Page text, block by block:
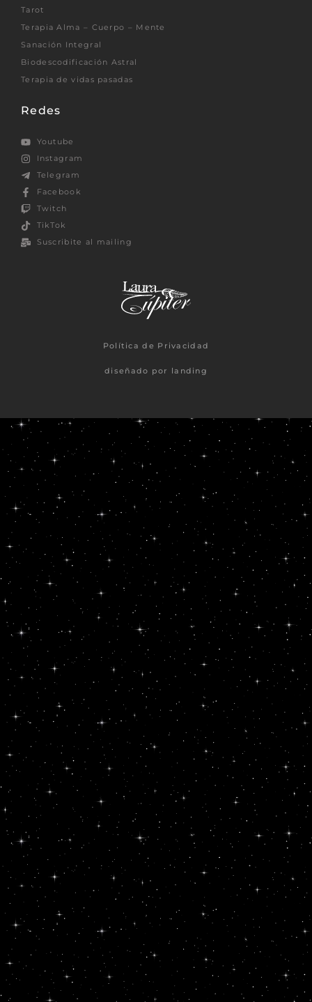
Tarot
Terapia Alma – Cuerpo – Mente
Sanación Integral
Biodescodificación Astral
Terapia de vidas pasadas
Redes
Youtube
Instagram
Telegram
Facebook
Twitch
TikTok
Suscribite al mailing
Política de Privacidad
diseñado por landing